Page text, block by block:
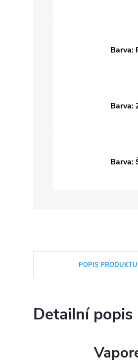
Barva:
Barva:
Barva:
POPIS PRODUKTU
Detailní